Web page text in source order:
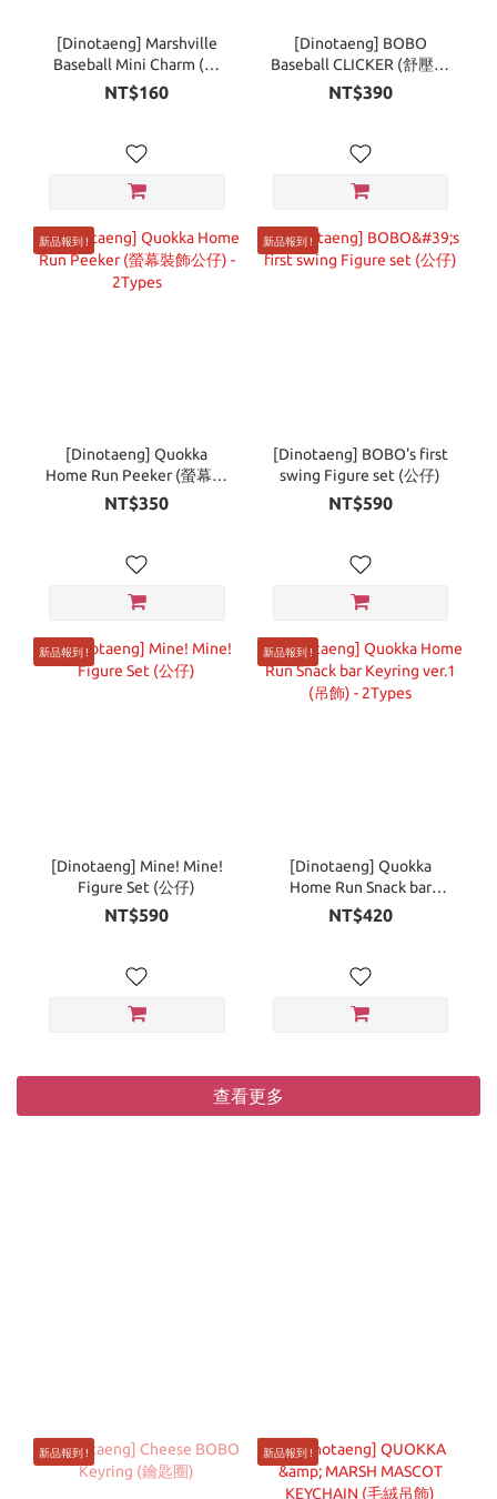
[Dinotaeng] Marshville
Baseball Mini Charm (吊
飾) - 5Types
NT$160
[Dinotaeng] BOBO
Baseball CLICKER (舒壓按
鍵吊飾)
NT$390
新品報到 !
[Dinotaeng] Quokka
Home Run Peeker (螢幕裝
飾公仔) - 2Types
NT$350
新品報到 !
[Dinotaeng] BOBO's first
swing Figure set (公仔)
NT$590
新品報到 !
[Dinotaeng] Mine! Mine!
Figure Set (公仔)
NT$590
新品報到 !
[Dinotaeng] Quokka
Home Run Snack bar
Keyring ver.1 (吊飾) -
2Types
NT$420
查看更多
新品報到 ! 新品報到 !